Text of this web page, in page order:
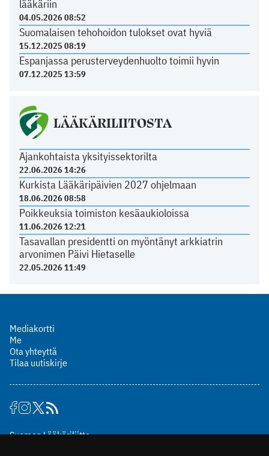
lääkäriin
04.05.2026 08:52
Suomalaisen tehohoidon tulokset ovat hyviä
15.12.2025 08:19
Espanjassa perusterveydenhuolto toimii hyvin
07.12.2025 13:59
LÄÄKÄRILIITOSTA
Ajankohtaista yksityissektorilta
22.06.2026 14:26
Kurkista Lääkäripäivien 2027 ohjelmaan
18.06.2026 08:58
Poikkeuksia toimiston kesäaukioloissa
11.06.2026 12:21
Tasavallan presidentti on myöntänyt arkkiatrin
arvonimen Päivi Hietaselle
22.05.2026 11:49
Mediakortti
Me
Ota yhteyttä
Tilaa uutiskirje
Suomen Lääkäriliitto